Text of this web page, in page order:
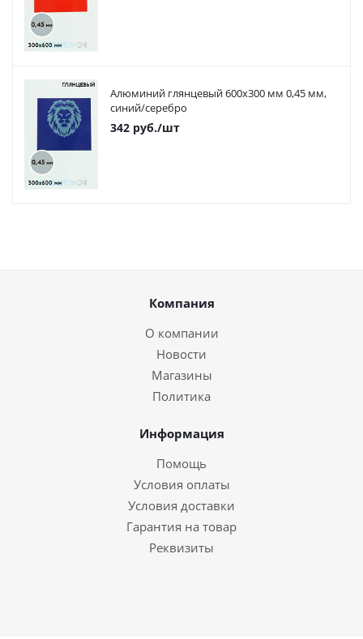
Алюминий глянцевый 600х300 мм 0,45 мм,
синий/серебро
342 руб./шт
Компания
О компании
Новости
Магазины
Политика
Информация
Помощь
Условия оплаты
Условия доставки
Гарантия на товар
Реквизиты